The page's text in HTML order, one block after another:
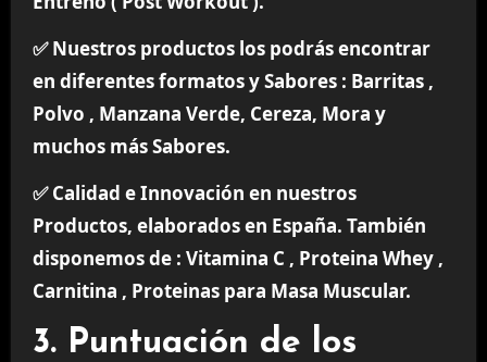
✅ Nuestros productos los podrás encontrar
en diferentes formatos y Sabores : Barritas ,
Polvo , Manzana Verde, Cereza, Mora y
muchos más Sabores.
✅ Calidad e Innovación en nuestros
Productos, elaborados en España. También
disponemos de : Vitamina C , Proteina Whey ,
Carnitina , Proteinas para Masa Muscular.
3. Puntuación de los